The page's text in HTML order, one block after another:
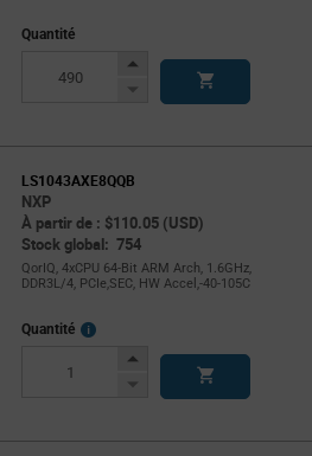
Quantité
Increase
Decrease
LS1043AXE8QQB
NXP
À partir de : $110.05 (USD)
Stock global: 754
QorIQ, 4xCPU 64-Bit ARM Arch, 1.6GHz,
DDR3L/4, PCIe,SEC, HW Accel,-40-105C
Quantité
More
Increase
Decrease